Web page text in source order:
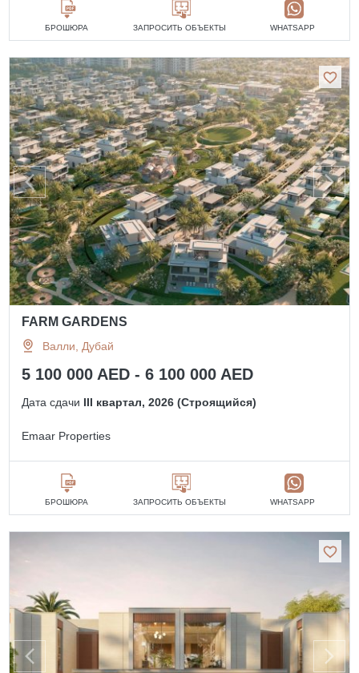
БРОШЮРА ЗАПРОСИТЬ ОБЪЕКТЫ WHATSAPP
FARM GARDENS
Валли, Дубай
5 100 000 AED - 6 100 000 AED
Дата сдачи III квартал, 2026 (Строящийся)
Emaar Properties
БРОШЮРА ЗАПРОСИТЬ ОБЪЕКТЫ WHATSAPP